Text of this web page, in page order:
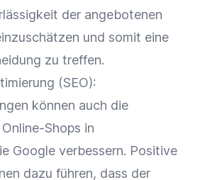
der angebotenen
und somit eine
zu treffen.
(SEO):
können auch die
Online-Shops in
Google verbessern. Positive
dazu führen, dass der